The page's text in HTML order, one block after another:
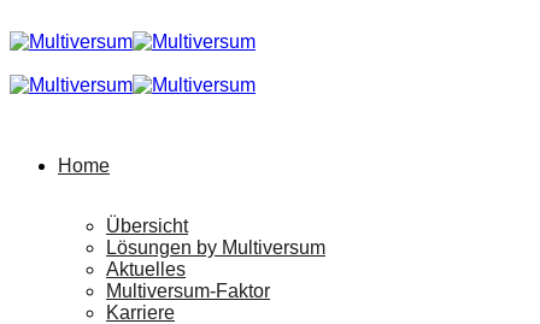
Home
Übersicht
Lösungen by Multiversum
Aktuelles
Multiversum-Faktor
Karriere